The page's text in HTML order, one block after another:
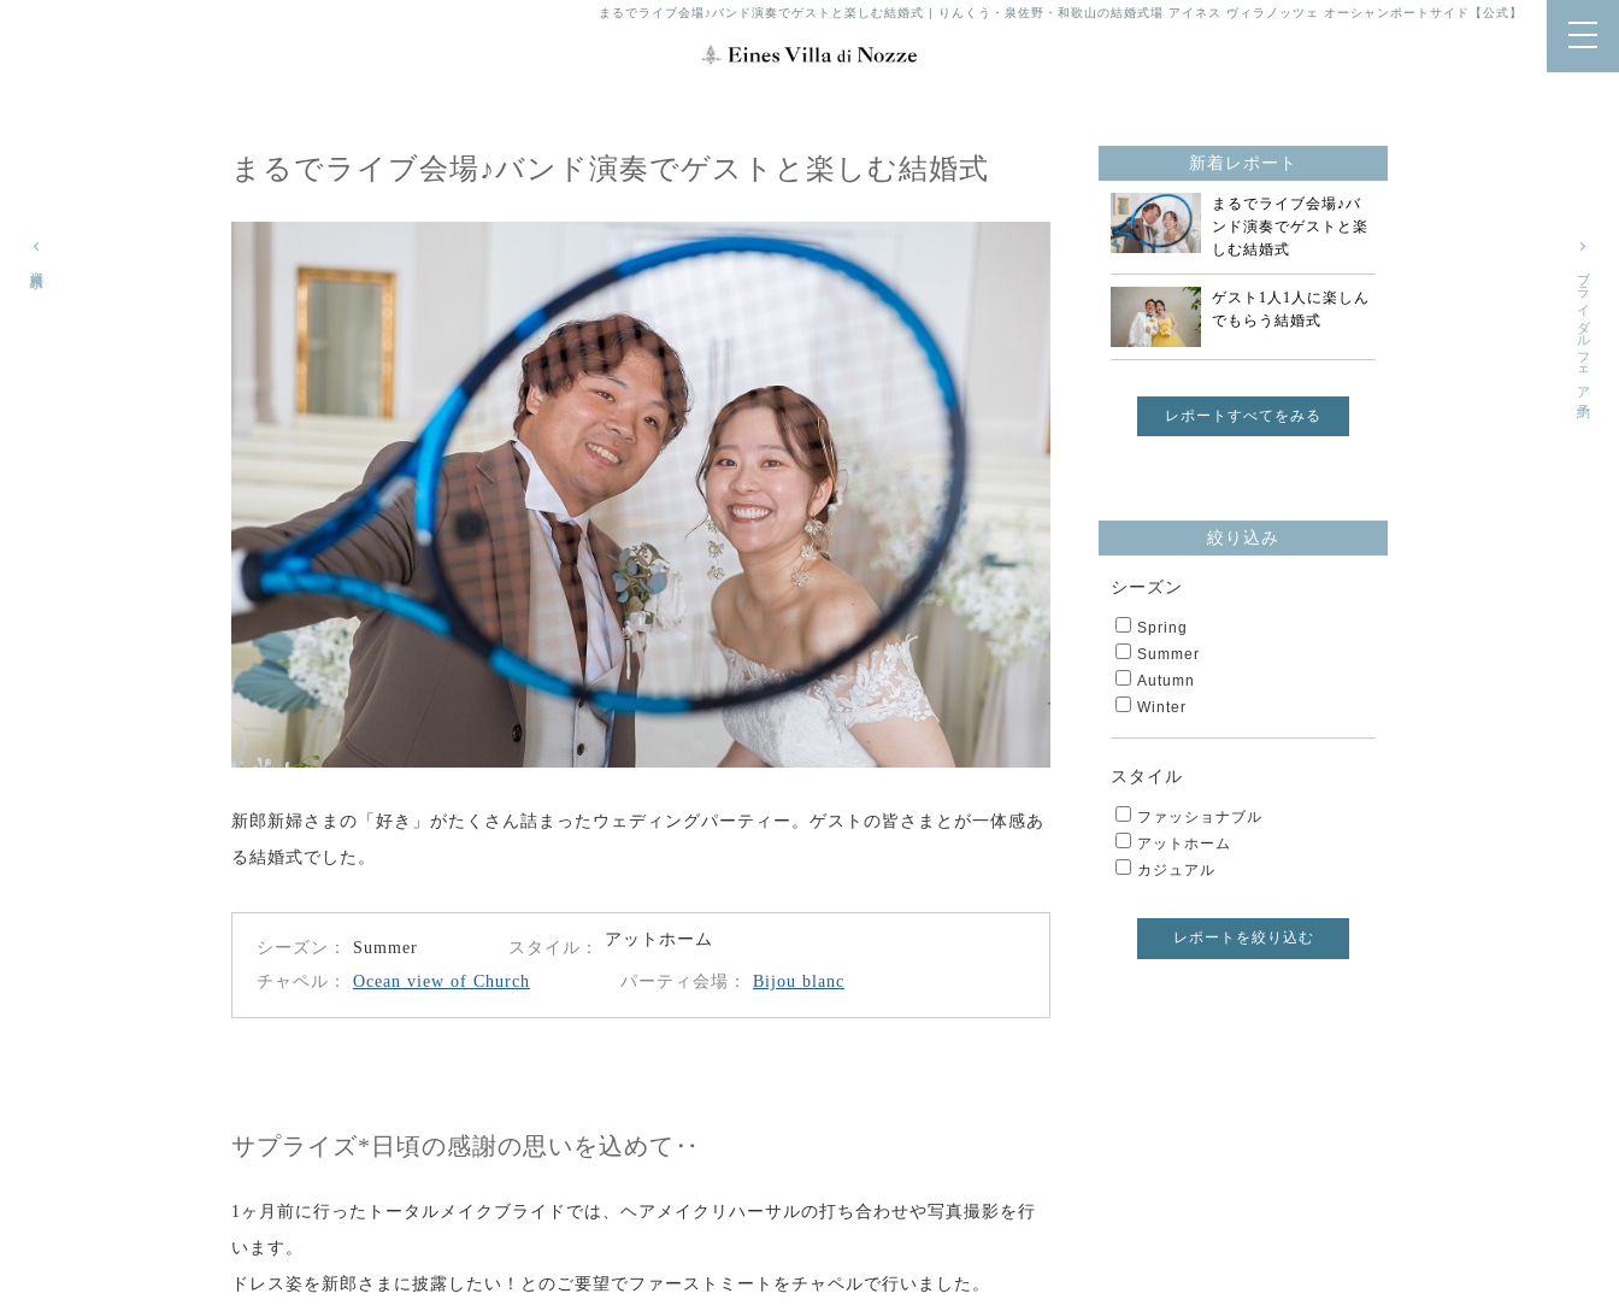
まるでライブ会場♪バンド演奏でゲストと楽しむ結婚式 | りんくう・泉佐野・和歌山の結婚式場 アイネス ヴィラノッツェ オーシャンポートサイド【公式】
ブライダルフェア予約
まるでライブ会場♪バンド演奏でゲストと楽しむ結婚式
新郎新婦さまの「好き」がたくさん詰まったウェディングパーティー。ゲストの皆さまとが一体感あ
る結婚式でした。
シーズン Summer スタイル アットホーム
チャペル Ocean view of Church パーティ会場 Bijou blanc
サプライズ*日頃の感謝の思いを込めて‥
1ヶ月前に行ったトータルメイクブライドでは、ヘアメイクリハーサルの打ち合わせや写真撮影を行
います。
ドレス姿を新郎さまに披露したい！とのご要望でファーストミートをチャペルで行いました。
新着レポート
まるでライブ会場♪バ
ンド演奏でゲストと楽
しむ結婚式
ゲスト1人1人に楽しん
でもらう結婚式
レポートすべてをみる
絞り込み
シーズン
Spring
Summer
Autumn
Winter
スタイル
ファッショナブル
アットホーム
カジュアル
レポートを絞り込む